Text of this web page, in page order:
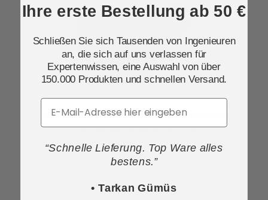
Elektrische Bauteile, Kabel Und Stecker Für
Pneumatische Magnetventile
Ihre erste Bestellung ab 50 €
Schließen Sie sich Tausenden von Ingenieuren
an, die sich auf uns verlassen für
Expertenwissen, eine Auswahl von über
150.000 Produkten und schnellen Versand.
Email
“Schnelle Lieferung. Top Ware alles
bestens.”
• Tarkan Gümüs